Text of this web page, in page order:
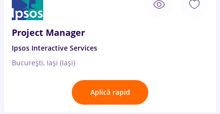
Project Manager
Ipsos Interactive Services
București, Iași (Iași)
Aplică rapid